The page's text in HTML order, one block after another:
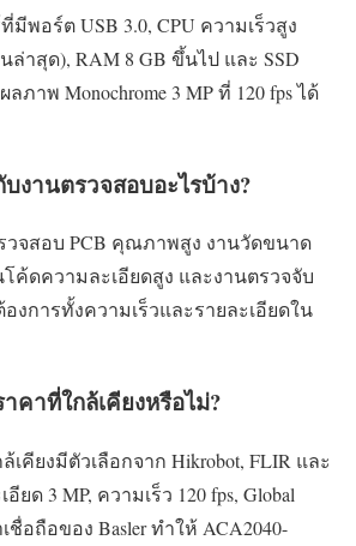
พอร์ต USB 3.0, CPU ความเร็วสูง
ล่าสุด), RAM 8 GB ขึ้นไป และ SSD
ภาพ Monochrome 3 MP ที่ 120 fps ได้
งานตรวจสอบอะไรบ้าง?
วจสอบ PCB คุณภาพสูง งานวัดขนาด
ค้ดความละเอียดสูง และงานตรวจจับ
การทั้งความเร็วและรายละเอียดใน
คาที่ใกล้เคียงหรือไม่?
เคียงมีตัวเลือกจาก Hikrobot, FLIR และ
ยด 3 MP, ความเร็ว 120 fps, Global
ชื่อถือของ Basler ทำให้ ACA2040-